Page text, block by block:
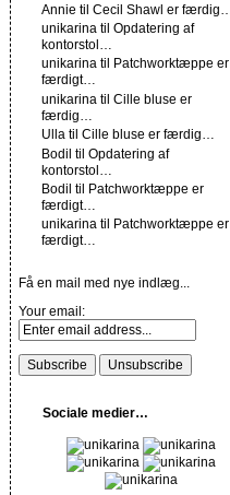
Annie til Cecil Shawl er færdig…
unikarina til Opdatering af
kontorstol…
unikarina til
Patchworktæppe er
færdigt…
unikarina til Cille bluse er
færdig…
Ulla til Cille bluse er færdig…
Bodil til Opdatering af
kontorstol…
Bodil til
Patchworktæppe er
færdigt…
unikarina til
Patchworktæppe er
færdigt…
Få en mail med nye indlæg...
Your email:
Sociale medier…